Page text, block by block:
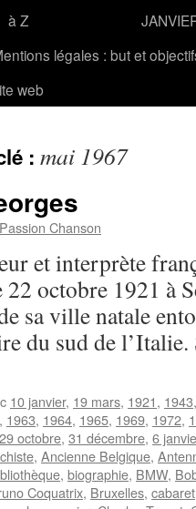
à Z
légales : but et
web
: mai 1967
Passion Chanson
et interprète
octobre 1921 à
sa ville natale
du sud de
10 janvier, 19 mars, 1921, 1943
, 1963, 1964, 1965, 1969, 1972,
29 octobre, 31 décembre, 6
, Ancienne Belgique,
, biographie, BMW,
Coquatrix, Bruxelles, cabaret